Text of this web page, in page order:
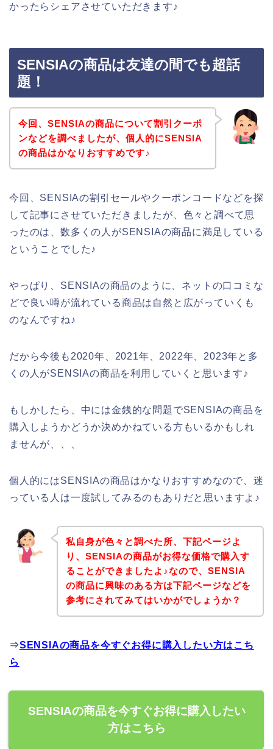
かったらシェアさせていただきます♪
SENSIAの商品は友達の間でも超話
題！
今回、SENSIAの商品について割引クーポ
ンなどを調べましたが、個人的にSENSIA
の商品はかなりおすすめです♪
今回、SENSIAの割引セールやクーポンコードなどを探
して記事にさせていただきましたが、色々と調べて思
ったのは、数多くの人がSENSIAの商品に満足している
ということでした♪
やっぱり、SENSIAの商品のように、ネットの口コミな
どで良い噂が流れている商品は自然と広がっていくも
のなんですね♪
だから今後も2020年、2021年、2022年、2023年と多
くの人がSENSIAの商品を利用していくと思います♪
もしかしたら、中には金銭的な問題でSENSIAの商品を
購入しようかどうか決めかねている方もいるかもしれ
ませんが、、、
個人的にはSENSIAの商品はかなりおすすめなので、迷
っている人は一度試してみるのもありだと思いますよ♪
私自身が色々と調べた所、下記ページよ
り、SENSIAの商品がお得な価格で購入す
ることができましたよ♪なので、SENSIA
の商品に興味のある方は下記ページなどを
参考にされてみてはいかがでしょうか？
⇒SENSIAの商品を今すぐお得に購入したい方はこち
ら
SENSIAの商品を今すぐお得に購入したい
方はこちら